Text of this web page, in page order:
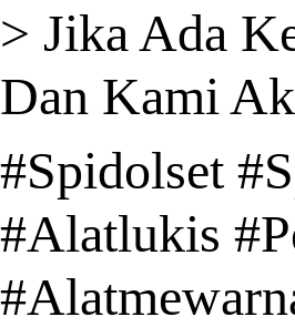
> Jika Ada
Dan Kami
#Spidolset
#Alatlukis